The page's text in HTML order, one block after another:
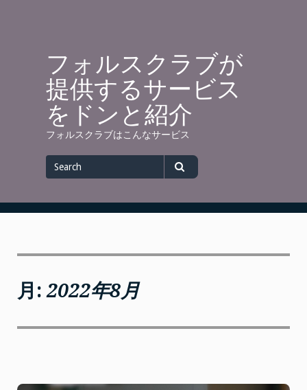
フォルスクラブが
提供するサービス
をドンと紹介
フォルスクラブはこんなサービス
for
月:2022年8月